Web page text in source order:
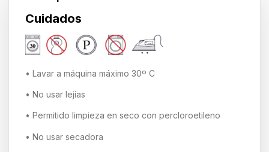
Cuidados
• Lavar a máquina máximo 30º C
• No usar lejías
• Permitido limpieza en seco con percloroetileno
• No usar secadora